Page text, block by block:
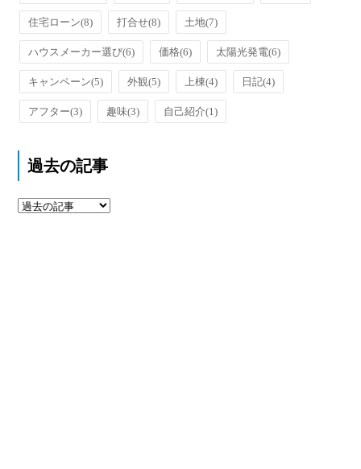
住宅ローン(8) 打合せ(8) 土地(7)
ハウスメーカー選び(6) 価格(6) 太陽光発電(6)
キャンペーン(5) 外観(5) 上棟(4) 日記(4)
アフター(3) 趣味(3) 自己紹介(1)
過去の記事